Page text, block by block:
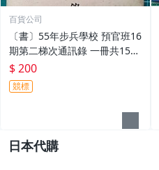
百貨公司
〔書〕55年步兵學校 預官班16
期第二梯次通訊錄 一冊共157
頁(櫃-小4)
$ 200
競標
日本代購